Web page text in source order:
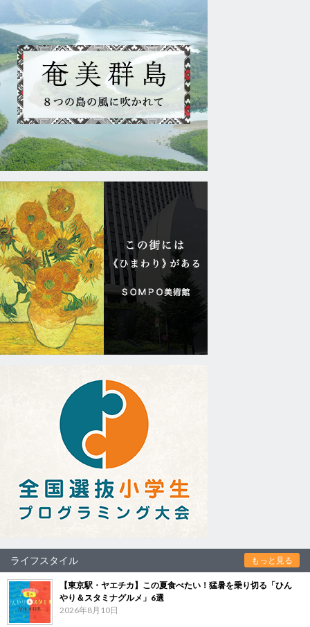
ライフスタイル もっと見る
【東京駅・ヤエチカ】この夏食べたい！猛暑を乗り切る「ひん
やり＆スタミナグルメ」6選
2026年8月10日